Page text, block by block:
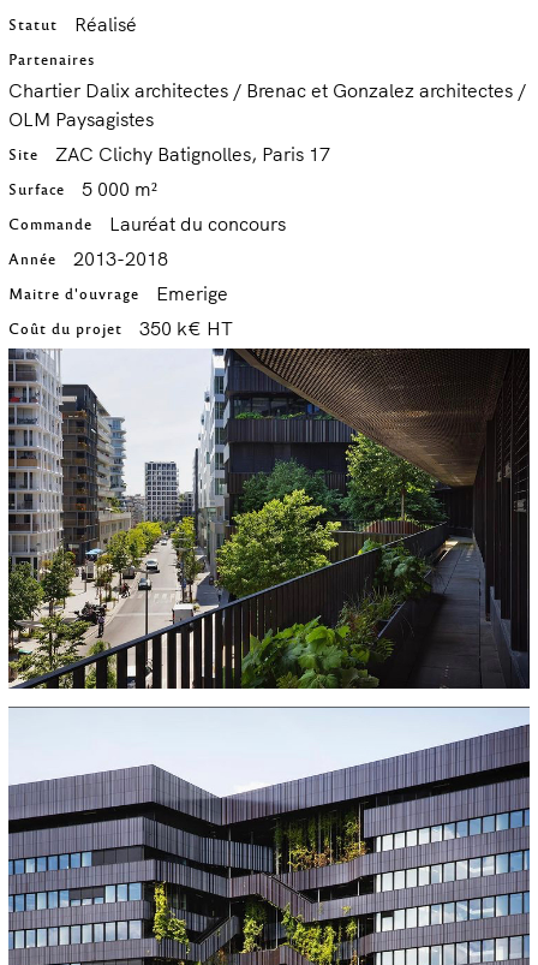
Statut Réalisé
Partenaires
Chartier Dalix architectes / Brenac et Gonzalez architectes /
OLM Paysagistes
Site ZAC Clichy Batignolles, Paris 17
Surface 5 000 m²
Commande Lauréat du concours
Année 2013-2018
Maitre d'ouvrage Emerige
Coût du projet 350 k€ HT